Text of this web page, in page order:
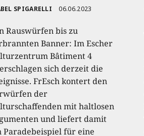
SPIGARELLI 06.06.2023
Rauswürfen bis zu
Banner: Im Escher
Bâtiment 4
sich derzeit die
FrEsch kontert den
der
mit haltlosen
und liefert damit
Paradebeispiel für eine